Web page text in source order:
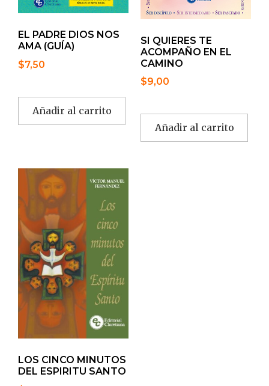
EL PADRE DIOS NOS
AMA (GUÍA)
$7,50
Añadir al carrito
SI QUIERES TE
ACOMPAÑO EN EL
CAMINO
$9,00
Añadir al carrito
LOS CINCO MINUTOS
DEL ESPIRITU SANTO